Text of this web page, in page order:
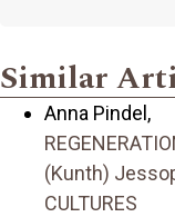
Similar
Anna Pindel,
(Kunth)
CULTURES